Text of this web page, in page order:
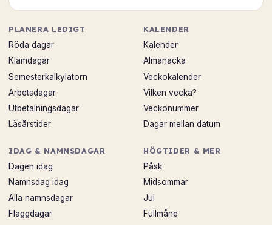
PLANERA LEDIGT
Röda dagar
Klämdagar
Semesterkalkylatorn
Arbetsdagar
Utbetalningsdagar
Läsårstider
KALENDER
Kalender
Almanacka
Veckokalender
Vilken vecka?
Veckonummer
Dagar mellan datum
IDAG & NAMNSDAGAR
Dagen idag
Namnsdag idag
Alla namnsdagar
Flaggdagar
HÖGTIDER & MER
Påsk
Midsommar
Jul
Fullmåne